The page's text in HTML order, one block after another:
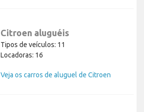
Citroen aluguéis
Tipos de veículos: 11
Locadoras: 16
Veja os carros de aluguel de Citroen